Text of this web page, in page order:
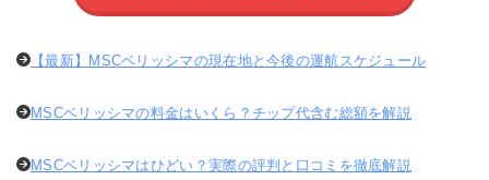
【最新】MSCベリッシマの現在地と今後の運航スケジュール
MSCベリッシマの料金はいくら？チップ代含む総額を解説
MSCベリッシマはひどい？実際の評判と口コミを徹底解説